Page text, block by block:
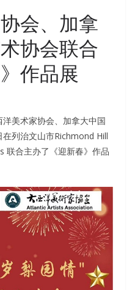
会、加拿
协会联合
作品展
洋美术家协会、加拿大中国
列治文山市Richmond Hill
合主办了《迎新春》作品